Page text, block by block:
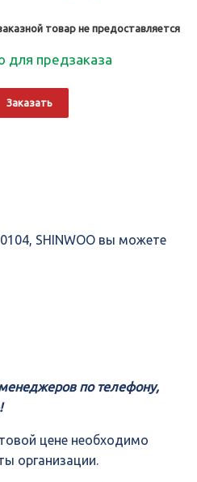
товар не предоставляется
для предзаказа
Заказать
SHINWOO вы можете
по телефону,
цене необходимо
организации.